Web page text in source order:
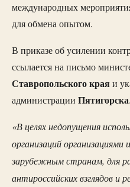
международных
для обмена опытом.
В приказе об усилении
ссылается на письмо
Ставропольскогокраяи
администрации Пятигорска.
«В целях недопущения
организаций
зарубежным странам, для
антироссийских взглядов и